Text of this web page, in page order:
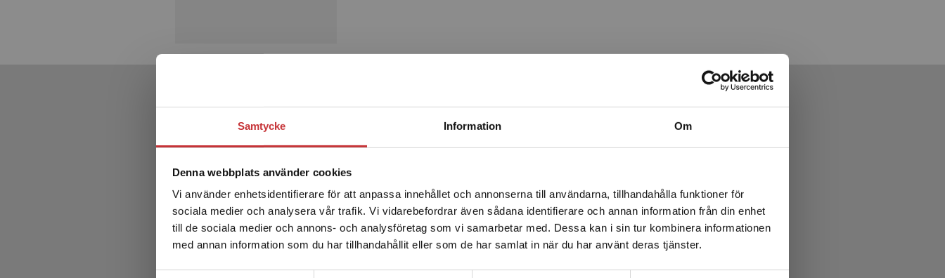
Samtycke Information Om
Denna webbplats använder cookies
Vi använder enhetsidentifierare för att anpassa innehållet och annonserna till användarna, tillhandahålla funktioner för
sociala medier och analysera vår trafik. Vi vidarebefordrar även sådana identifierare och annan information från din enhet
till de sociala medier och annons- och analysföretag som vi samarbetar med. Dessa kan i sin tur kombinera informationen
med annan information som du har tillhandahållit eller som de har samlat in när du har använt deras tjänster.
Begränsad fraktregion
Det verkar som att du besöker studentlitteratur.se via en
enhet utanför Sverige. Vi erbjuder inte leveranser utanför
Sverige. För att kunna slutföra ett köp måste
leveransadressen vara i Sverige.Läs mer
Produkter